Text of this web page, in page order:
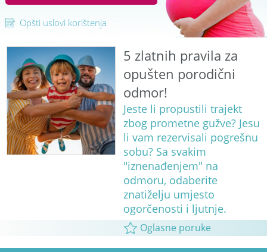
Opšti uslovi korištenja
5 zlatnih pravila za
opušten porodični
odmor!
Jeste li propustili trajekt
zbog prometne gužve? Jesu
li vam rezervisali pogrešnu
sobu? Sa svakim
"iznenađenjem" na
odmoru, odaberite
znatiželju umjesto
ogorčenosti i ljutnje.
Oglasne poruke